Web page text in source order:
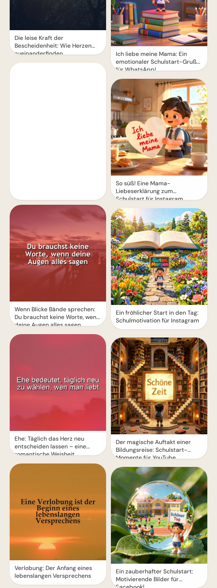
Die leise Kraft der
Bescheidenheit: Wie Herzen
zueinanderfinden
Wenn Blicke Bände sprechen:
Du brauchst keine Worte, wenn
deine Augen alles sagen.
Ehe: Täglich das Herz neu
entscheiden lassen – eine
romantische Weisheit
Verlobung: Der Anfang eines
lebenslangen Versprechens
Ich liebe meine Mama: Ein
emotionaler Schulstart-Gruß
für WhatsApp!
So süß! Eine Mama-
Liebeserklärung zum
Schulstart für Instagram
Ein fröhlicher Start in den Tag:
Schulmotivation für Instagram
Der magische Auftakt einer
Bildungsreise: Schulstart-
Momente für YouTube
Ein zauberhafter Schulstart:
Motivierende Bilder für